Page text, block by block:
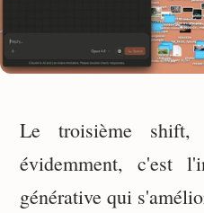
Le troisième shift,
évidemment, c'est
générative qui